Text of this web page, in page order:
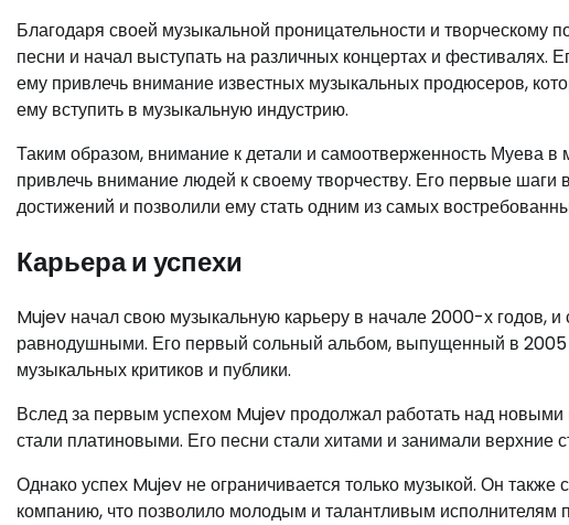
Благодаря своей музыкальной проницательности и творческому
песни и начал выступать на различных концертах и фестивалях.
ему привлечь внимание известных музыкальных продюсеров,
ему вступить в музыкальную индустрию.
Таким образом, внимание к детали и самоотверженность Муева
привлечь внимание людей к своему творчеству. Его первые
достижений и позволили ему стать одним из самых
Карьера и успехи
Mujev начал свою музыкальную карьеру в начале 2000-х годов, и
равнодушными. Его первый сольный альбом, выпущенный в 2005
музыкальных критиков и публики.
Вслед за первым успехом Mujev продолжал работать над
стали платиновыми. Его песни стали хитами и занимали верхние
Однако успех Mujev не ограничивается только музыкой. Он
компанию, что позволило молодым и талантливым исполнителям